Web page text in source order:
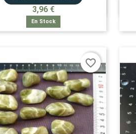
3,96 €
En Stock
APERÇU RAPIDE
favorite_border